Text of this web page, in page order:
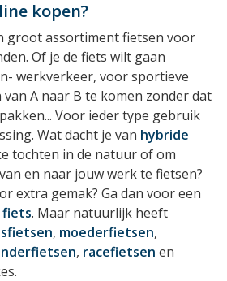
kopen?
groot assortiment fietsen voor
Of je de fiets wilt gaan
werkverkeer, voor sportieve
A naar B te komen zonder dat
Voor ieder type gebruik
Wat dacht je van hybride
tochten in de natuur of om
en naar jouw werk te fietsen?
extra gemak? Ga dan voor een
fiets. Maar natuurlijk heeft
, moederfietsen,
, racefietsen en